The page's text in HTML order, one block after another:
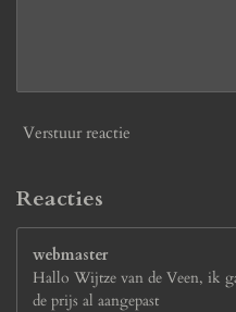
Verstuur reactie
Reacties
webmaster
Hallo Wijtze van de Veen, ik
de prijs al aangepast